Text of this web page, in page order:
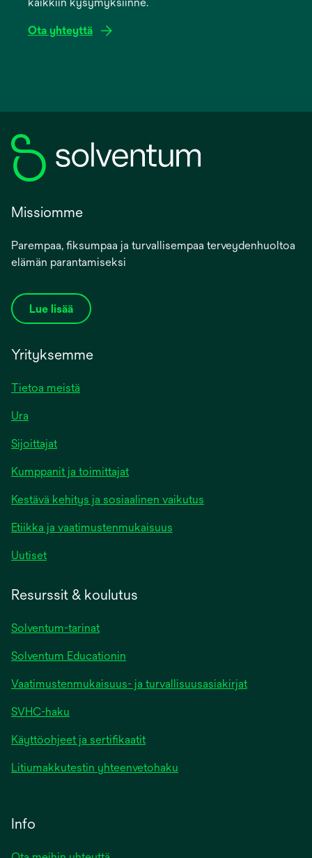
kaikkiin kysymyksiinne.
Ota yhteyttä
Missiomme
Parempaa, fiksumpaa ja turvallisempaa terveydenhuoltoa
elämän parantamiseksi
Lue lisää
Yrityksemme
Tietoa meistä
Ura
Sijoittajat
Kumppanit ja toimittajat
Kestävä kehitys ja sosiaalinen vaikutus
Etiikka ja vaatimustenmukaisuus
Uutiset
Resurssit & koulutus
Solventum-tarinat
Solventum Educationin
Vaatimustenmukaisuus- ja turvallisuusasiakirjat
SVHC-haku
Käyttöohjeet ja sertifikaatit
Litiumakkutestin yhteenvetohaku
Info